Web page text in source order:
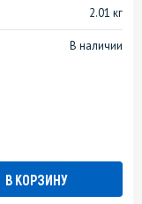
2.01 кг
В наличии
В КОРЗИНУ